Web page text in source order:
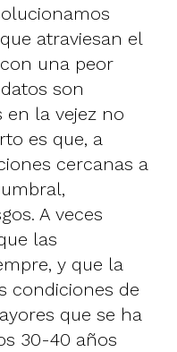
atraviesan el
una peor
son
la vejez no
es que, a
cercanas a
A veces
las
y que la
condiciones de
que se ha
30-40 años